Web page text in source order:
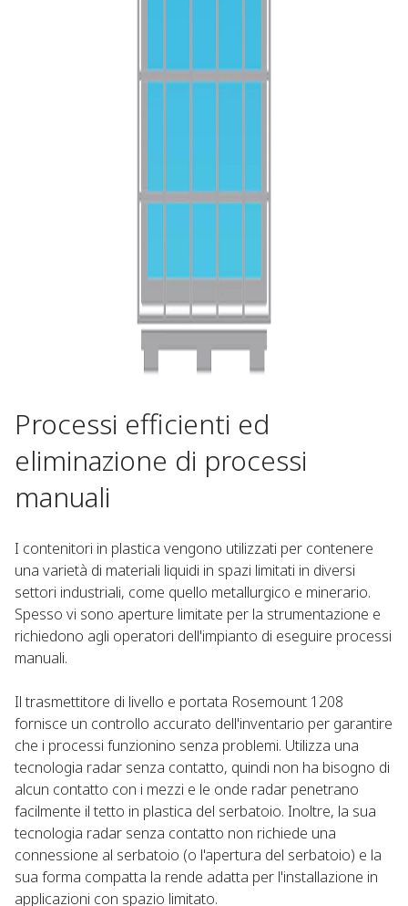
Processi efficienti ed
eliminazione di processi
manuali​
I contenitori in plastica vengono utilizzati per contenere
una varietà di materiali liquidi in spazi limitati in diversi
settori industriali, come quello metallurgico e minerario.
Spesso vi sono aperture limitate per la strumentazione e
richiedono agli operatori dell'impianto di eseguire processi
manuali.
Il trasmettitore di livello e portata Rosemount 1208
fornisce un controllo accurato dell'inventario per garantire
che i processi funzionino senza problemi. Utilizza una
tecnologia radar senza contatto, quindi non ha bisogno di
alcun contatto con i mezzi e le onde radar penetrano
facilmente il tetto in plastica del serbatoio. Inoltre, la sua
tecnologia radar senza contatto non richiede una
connessione al serbatoio (o l'apertura del serbatoio) e la
sua forma compatta la rende adatta per l'installazione in
applicazioni con spazio limitato.​